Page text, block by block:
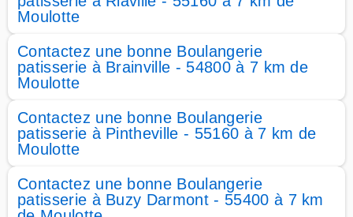
Moulotte
Contactez une bonne Boulangerie
patisserie à Brainville - 54800 à 7 km de
Moulotte
Contactez une bonne Boulangerie
patisserie à Pintheville - 55160 à 7 km de
Moulotte
Contactez une bonne Boulangerie
patisserie à Buzy Darmont - 55400 à 7 km